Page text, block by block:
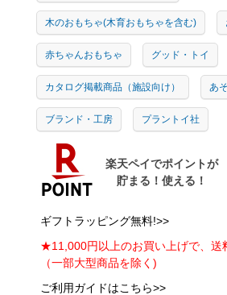
木のおもちゃ(木育おもちゃを含む)
赤ちゃんおもちゃ グッド・トイ
カタログ掲載商品（施設向け） あ
ブランド・工房 プラントイ社
ギフトラッピング無料!>>
★11,000円以上のお買い上げで、
（一部大型商品を除く)
ご利用ガイドはこちら>>